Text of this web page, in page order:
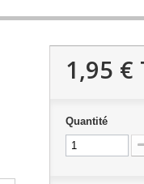
1,95 €
Quantité